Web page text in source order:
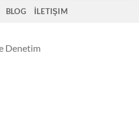
BLOG İLETIŞIM
Denetim